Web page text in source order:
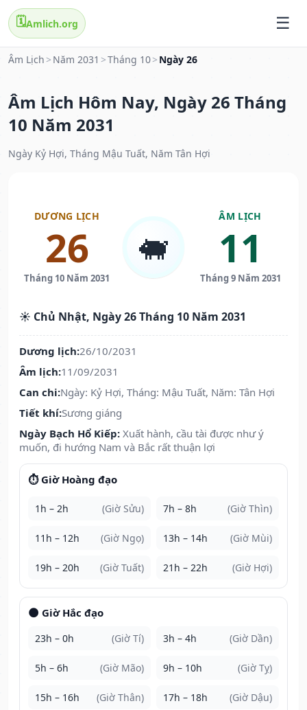
🗓️Amlich.org
Âm Lịch > Năm 2031 >Tháng 10> Ngày 26
Âm Lịch Hôm Nay, Ngày 26 Tháng
10 Năm 2031
Ngày Kỷ Hợi, Tháng Mậu Tuất, Năm Tân Hợi
DƯƠNG LỊCH
26
Tháng 10 Năm 2031
🐖
ÂM LỊCH
11
Tháng 9 Năm 2031
☀️ Chủ Nhật, Ngày 26 Tháng 10 Năm 2031
Dương lịch:26/10/2031
Âm lịch:11/09/2031
Can chi:Ngày: Kỷ Hợi, Tháng: Mậu Tuất, Năm: Tân Hợi
Tiết khí:Sương giáng
Ngày Bạch Hổ Kiếp: Xuất hành, cầu tài được như ý
muốn, đi hướng Nam và Bắc rất thuận lợi
⏱️ Giờ Hoàng đạo
1h – 2h (Giờ Sửu) 7h – 8h (Giờ Thìn)
11h – 12h (Giờ Ngọ) 13h – 14h (Giờ Mùi)
19h – 20h (Giờ Tuất) 21h – 22h (Giờ Hợi)
🌑 Giờ Hắc đạo
23h – 0h (Giờ Tí) 3h – 4h (Giờ Dần)
5h – 6h (Giờ Mão) 9h – 10h (Giờ Tỵ)
15h – 16h (Giờ Thân) 17h – 18h (Giờ Dậu)